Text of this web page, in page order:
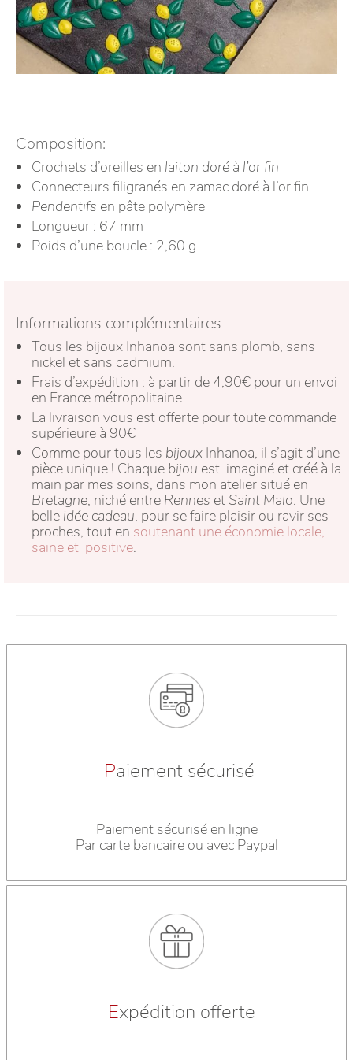
Composition:
Crochets d’oreilles en laiton doré à l’or fin
Connecteurs filigranés en zamac doré à l’or fin
Pendentifs en pâte polymère
Longueur : 67 mm
Poids d’une boucle : 2,60 g
Informations complémentaires
Tous les bijoux Inhanoa sont sans plomb, sans
nickel et sans cadmium.
Frais d’expédition : à partir de 4,90€ pour un envoi
en France métropolitaine
La livraison vous est offerte pour toute commande
supérieure à 90€
Comme pour tous les bijoux Inhanoa, il s’agit d’une
pièce unique ! Chaque bijou est imaginé et créé à la
main par mes soins, dans mon atelier situé en
Bretagne, niché entre Rennes et Saint Malo. Une
belle idée cadeau, pour se faire plaisir ou ravir ses
proches, tout en soutenant une économie locale,
saine et positive.
Paiement sécurisé
Paiement sécurisé en ligne
Par carte bancaire ou avec Paypal
Expédition offerte